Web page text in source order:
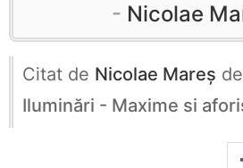
Nicolae
Citat de Nicolae Mareș
Iluminări - Maxime si